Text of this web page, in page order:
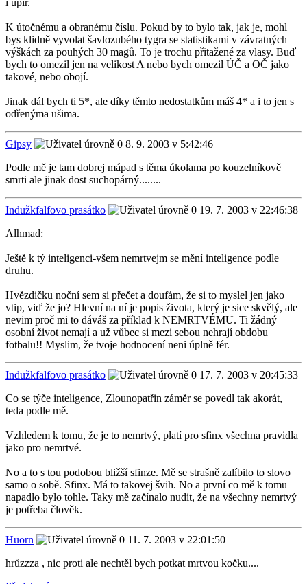
i upír.
K útočnému a obranému číslu. Pokud by to bylo tak, jak je, mohl
bys klidně vyvolat šavlozubého tygra se statistikami v závratných
výškách za pouhých 30 magů. To je trochu přitažené za vlasy. Buď
bych to omezil jen na velikost A nebo bych omezil ÚČ a OČ jako
takové, nebo obojí.
Jinak dál bych ti 5*, ale díky těmto nedostatkům máš 4* a i to jen s
odřenýma ušima.
Gipsy
8. 9. 2003 v 5:42:46
Podle mě je tam dobrej mápad s těma úkolama po kouzelníkově
smrti ale jinak dost suchopárný........
Indužkfalfovo prasátko
19. 7. 2003 v 22:46:38
Alhmad:
Ještě k tý inteligenci-všem nemrtvejm se mění inteligence podle
druhu.
Hvězdičku noční sem si přečet a doufám, že si to myslel jen jako
vtip, viď že jo? Hlevní na ní je popis života, který je sice skvělý, ale
nevim proč mi to dáváš za příklad k NEMRTVÉMU. Ti žádný
osobní život nemají a už vůbec si mezi sebou nehrají obdobu
fotbalu!! Myslim, že tvoje hodnocení neni úplně fér.
Indužkfalfovo prasátko
17. 7. 2003 v 20:45:33
Co se týče inteligence, Zlounopatřin záměr se povedl tak akorát,
teda podle mě.
Vzhledem k tomu, že je to nemrtvý, platí pro sfinx všechna pravidla
jako pro nemrtvé.
No a to s tou podobou bližší sfinze. Mě se strašně zalíbilo to slovo
samo o sobě. Sfinx. Má to takovej švih. No a první co mě k tomu
napadlo bylo tohle. Taky mě začínalo nudit, že na všechny nemrtvý
je potřeba člověk.
Huorn
11. 7. 2003 v 22:01:50
hrůzzza , nic proti ale nechtěl bych potkat mrtvou kočku....